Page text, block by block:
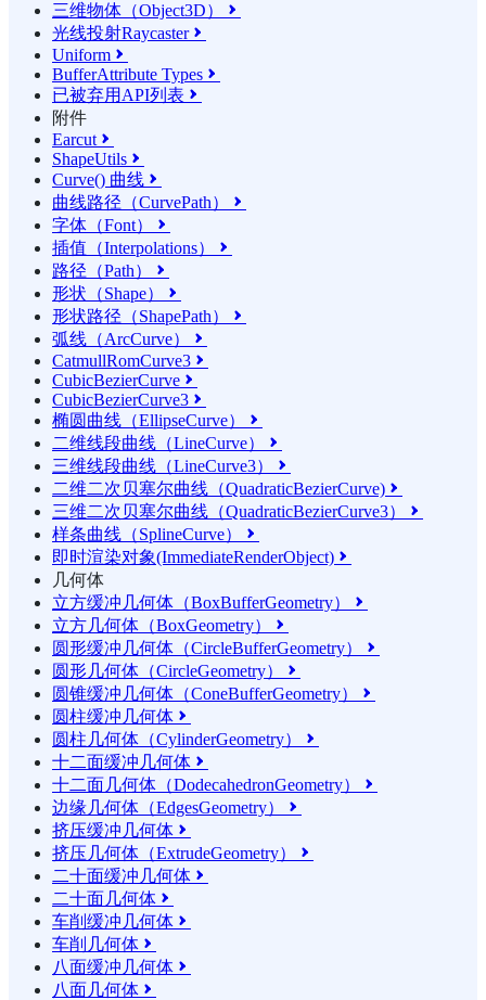
三维物体（Object3D） 
光线投射Raycaster
Uniform 
BufferAttribute Types 
已被弃用API列表 
附件
Earcut 
ShapeUtils 
Curve() 曲线 
曲线路径（CurvePath） 
字体（Font） 
插值（Interpolations） 
路径（Path） 
形状（Shape） 
形状路径（ShapePath） 
弧线（ArcCurve） 
CatmullRomCurve3 
CubicBezierCurve 
CubicBezierCurve3 
椭圆曲线（EllipseCurve） 
二维线段曲线（LineCurve） 
三维线段曲线（LineCurve3） 
二维二次贝塞尔曲线（QuadraticBezierCurve) 
三维二次贝塞尔曲线（QuadraticBezierCurve3） 
样条曲线（SplineCurve） 
即时渲染对象(ImmediateRenderObject) 
几何体
立方缓冲几何体（BoxBufferGeometry）

立方几何体（BoxGeometry） 
圆形缓冲几何体（CircleBufferGeometry） 
圆形几何体（CircleGeometry） 
圆锥缓冲几何体（ConeBufferGeometry） 
圆柱缓冲几何体 
圆柱几何体（CylinderGeometry） 
十二面缓冲几何体 
十二面几何体（DodecahedronGeometry） 
边缘几何体（EdgesGeometry） 
挤压缓冲几何体 
挤压几何体（ExtrudeGeometry） 
二十面缓冲几何体 
二十面几何体 
车削缓冲几何体 
车削几何体 
八面缓冲几何体 
八面几何体 